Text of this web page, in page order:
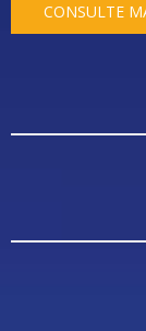
CONSULTE